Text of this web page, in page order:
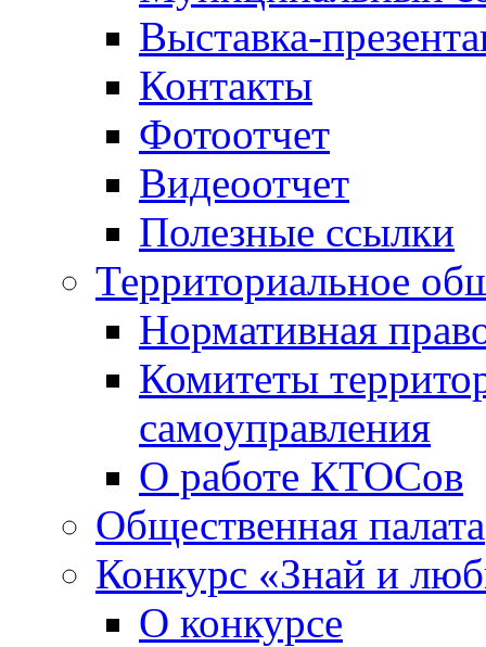
Выставка-
Контакты
Фотоотчет
Видеоотчет
Полезные ссылки
Территориальное
Нормативная
Комитеты
самоуправления
О работе КТОСов
Общественная палата
Конкурс «Знай и
О конкурсе